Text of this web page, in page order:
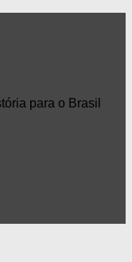
para o Brasil